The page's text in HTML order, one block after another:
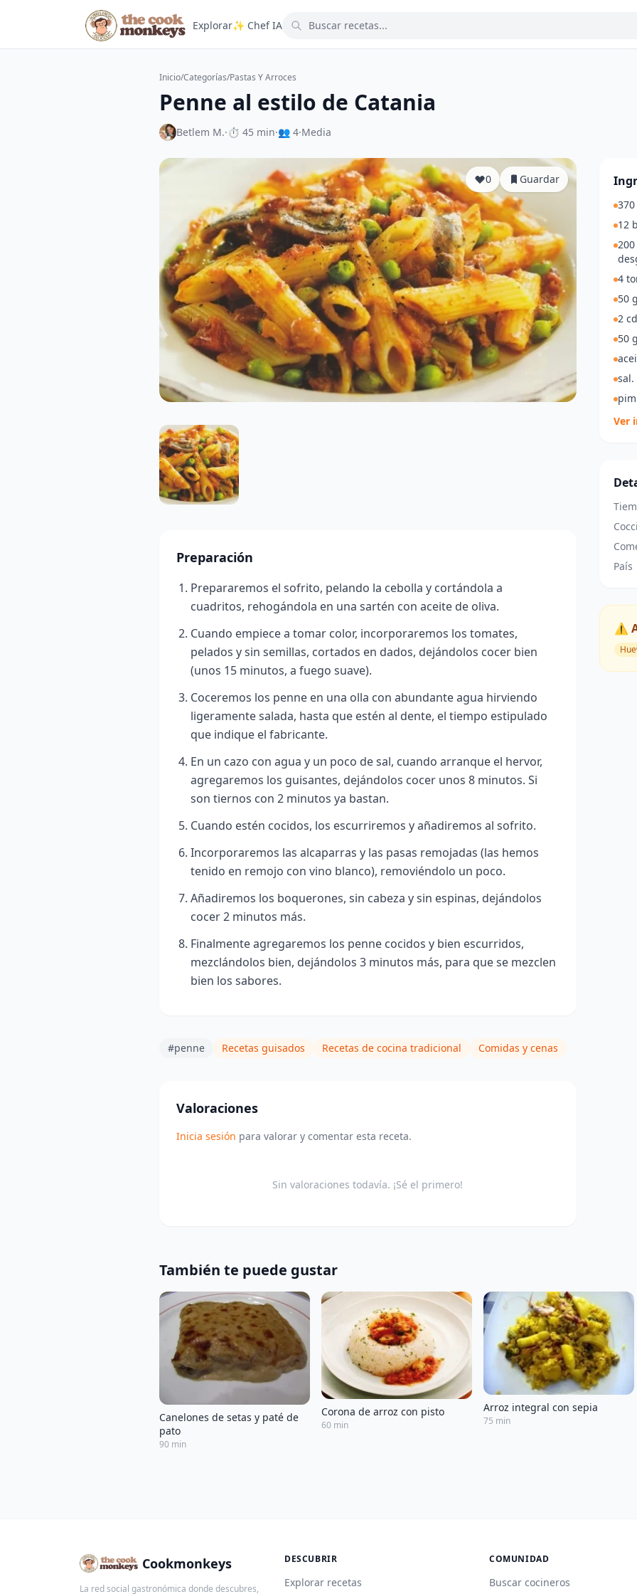
Explorar✨ Chef IA
Inicio/Categorías/Pastas Y Arroces
Penne al estilo de Catania
Betlem M.·⏱ 45 min·👥 4·Media
0 Guardar
Preparación
Prepararemos el sofrito, pelando la cebolla y cortándola a
cuadritos, rehogándola en una sartén con aceite de oliva.
Cuando empiece a tomar color, incorporaremos los tomates,
pelados y sin semillas, cortados en dados, dejándolos cocer bien
(unos 15 minutos, a fuego suave).
Coceremos los penne en una olla con abundante agua hirviendo
ligeramente salada, hasta que estén al dente, el tiempo estipulado
que indique el fabricante.
En un cazo con agua y un poco de sal, cuando arranque el hervor,
agregaremos los guisantes, dejándolos cocer unos 8 minutos. Si
son tiernos con 2 minutos ya bastan.
Cuando estén cocidos, los escurriremos y añadiremos al sofrito.
Incorporaremos las alcaparras y las pasas remojadas (las hemos
tenido en remojo con vino blanco), removiéndolo un poco.
Añadiremos los boquerones, sin cabeza y sin espinas, dejándolos
cocer 2 minutos más.
Finalmente agregaremos los penne cocidos y bien escurridos,
mezclándolos bien, dejándolos 3 minutos más, para que se mezclen
bien los sabores.
#penne Recetas guisados Recetas de cocina tradicional Comidas y cenas
Valoraciones
Inicia sesión para valorar y comentar esta receta.
Sin valoraciones todavía. ¡Sé el primero!
12
4
50
2
50
sal.
Ver
País
⚠️
También te puede gustar
Canelones de setas y paté de
pato
90 min
Corona de arroz con pisto
60 min
Arroz integral con sepia
75 min
Cookmonkeys
La red social gastronómica donde descubres,
DESCUBRIR
Explorar recetas
COMUNIDAD
Buscar cocineros